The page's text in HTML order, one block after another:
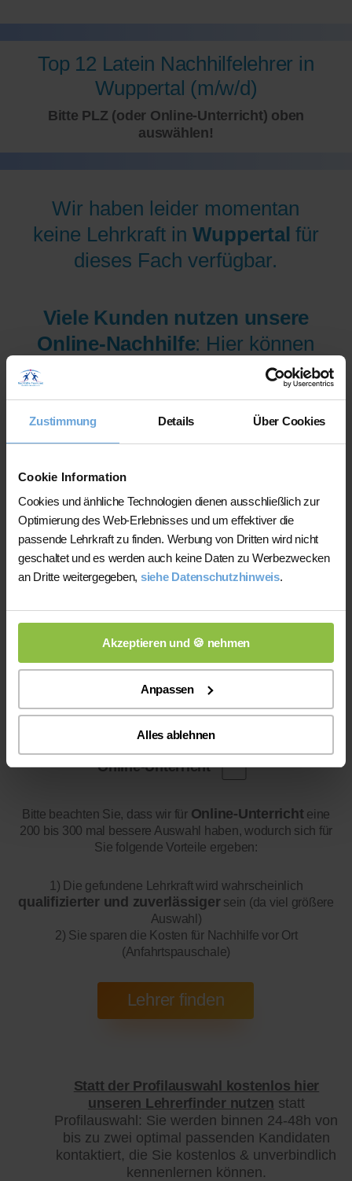
Zustimmung Details Über Cookies
Cookie Information
Cookies und änhliche Technologien dienen ausschließlich zur
Optimierung des Web-Erlebnisses und um effektiver die
passende Lehrkraft zu finden. Werbung von Dritten wird nicht
geschaltet und es werden auch keine Daten zu Werbezwecken
an Dritte weitergegeben, siehe Datenschutzhinweis.
Akzeptieren und 🍪 nehmen
Anpassen
Alles ablehnen
Top 12 Latein Nachhilfelehrer in
Wuppertal (m/w/d)
Bitte PLZ (oder Online-Unterricht) oben
auswählen!
Wir haben leider momentan
keine Lehrkraft in Wuppertal für
dieses Fach verfügbar.
Viele Kunden nutzen unsere
Online-Nachhilfe: Hier können
wir Ihnen aus mehr als 300
Lehrer/innen pro Fach und
Niveau die am besten
qualifizierten Lehrer/innen sofort
zur Verfügung stellen.
Jetzt verfügbare Lehrer/innen
für Online-Nachhilfe anzeigen
lassen.
Online-Unterricht
Bitte beachten Sie, dass wir für Online-Unterrichteine
200 bis 300 mal bessere Auswahl haben, wodurch sich für
Sie folgende Vorteile ergeben:
1) Die gefundene Lehrkraft wird wahrscheinlich
qualifizierter und zuverlässigersein (da viel größere
Auswahl)
2) Sie sparen die Kosten für Nachhilfe vor Ort
(Anfahrtspauschale)
Statt der Profilauswahl kostenlos hier
unseren Lehrerfinder nutzen statt
Profilauswahl: Sie werden binnen 24-48h von
bis zu zwei optimal passenden Kandidaten
kontaktiert, die Sie kostenlos & unverbindlich
kennenlernen können.